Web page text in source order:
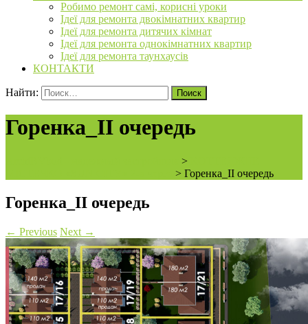
Робимо ремонт самі, корисні уроки
Ідеї для ремонта двокімнатних квартир
Ідеї для ремонта дитячих кімнат
Ідеї для ремонта однокімнатних квартир
Ідеї для ремонта таунхаусів
КОНТАКТИ
Найти:
Горенка_II очередь
>
> Горенка_II очередь
Горенка_II очередь
← Previous Next →